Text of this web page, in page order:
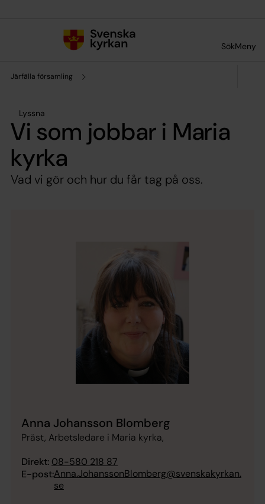
SökMeny
Järfälla församling
Lyssna
Vi som jobbar i Maria
kyrka
Vad vi gör och hur du får tag på oss.
Anna Johansson Blomberg
Präst, Arbetsledare i Maria kyrka,
Direkt: 08-580 218 87
E-post:Anna.JohanssonBlomberg@svenskakyrkan.
se